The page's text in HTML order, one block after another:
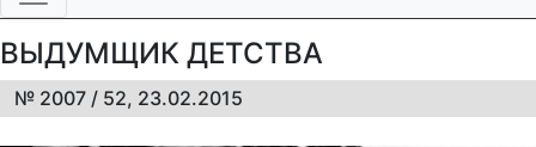
ВЫДУМЩИК ДЕТСТВА
№ 2007 / 52, 23.02.2015